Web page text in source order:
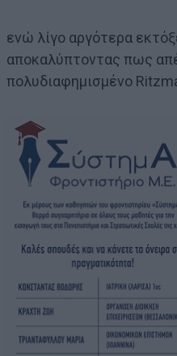
ενώ λίγο αργότερα
αποκαλύπτοντας πως
πολυδιαφημισμένο